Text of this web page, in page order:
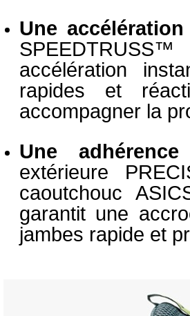
Une
accélération
rapides et
accompagner la
Une adhérence
extérieure
caoutchouc
garantit une
jambes rapide et